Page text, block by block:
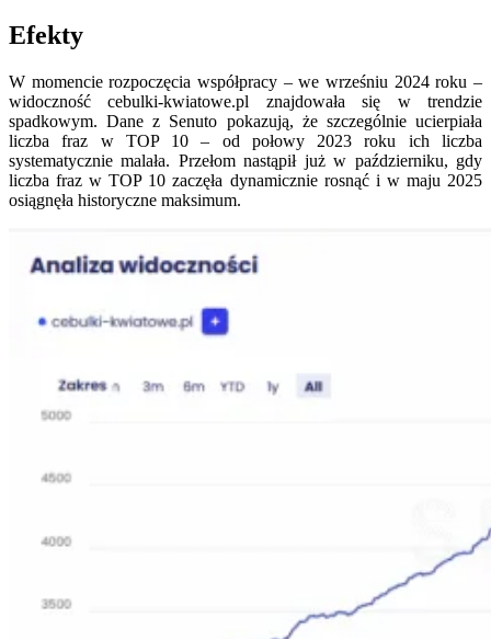
Efekty
W momencie rozpoczęcia współpracy – we wrześniu 2024 roku –
widoczność cebulki-kwiatowe.pl znajdowała się w trendzie
spadkowym. Dane z Senuto pokazują, że szczególnie ucierpiała
liczba fraz w TOP 10 – od połowy 2023 roku ich liczba
systematycznie malała. Przełom nastąpił już w październiku, gdy
liczba fraz w TOP 10 zaczęła dynamicznie rosnąć i w maju 2025
osiągnęła historyczne maksimum.